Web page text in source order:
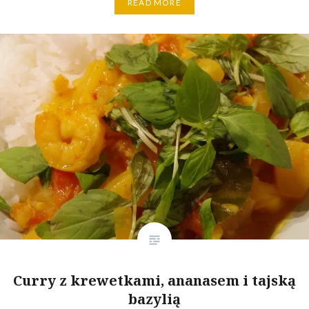
READ MORE
Curry z krewetkami, ananasem i tajską
bazylią